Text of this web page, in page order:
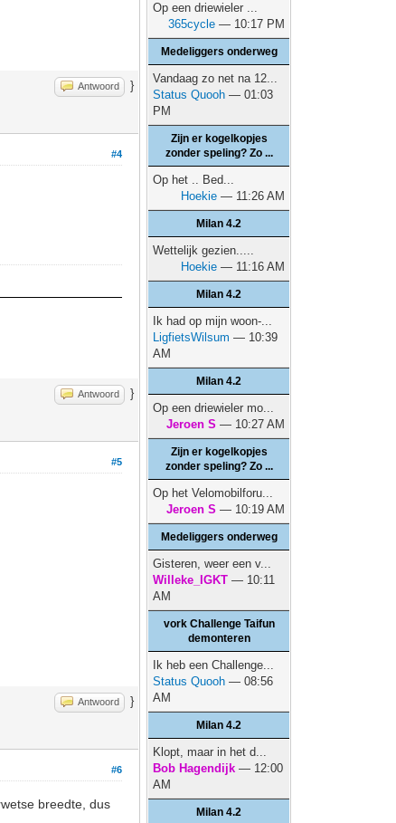
Antwoord }
#4
Antwoord }
#5
Antwoord }
#6
breedte, dus
Op een driewieler ...
365cycle — 10:17 PM
Medeliggers onderweg
Vandaag zo net na 12...
Status Quooh — 01:03
PM
Zijn er kogelkopjes
zonder speling? Zo ...
Op het .. Bed...
Hoekie — 11:26 AM
Milan 4.2
Wettelijk gezien.....
Hoekie — 11:16 AM
Milan 4.2
Ik had op mijn woon-...
LigfietsWilsum — 10:39
AM
Milan 4.2
Op een driewieler mo...
Jeroen S — 10:27 AM
Zijn er kogelkopjes
zonder speling? Zo ...
Op het Velomobilforu...
Jeroen S — 10:19 AM
Medeliggers onderweg
Gisteren, weer een v...
Willeke_IGKT — 10:11
AM
vork Challenge Taifun
demonteren
Ik heb een Challenge...
Status Quooh — 08:56
AM
Milan 4.2
Klopt, maar in het d...
Bob Hagendijk — 12:00
AM
Milan 4.2